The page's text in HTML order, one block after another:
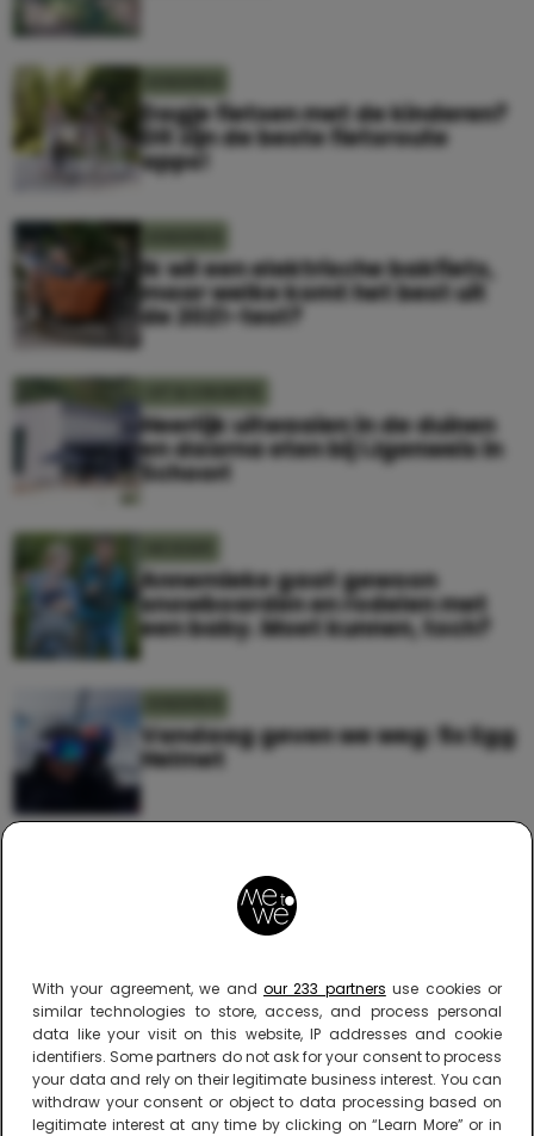
With your agreement, we and our 233 partners use cookies or
similar technologies to store, access, and process personal
data like your visit on this website, IP addresses and cookie
identifiers. Some partners do not ask for your consent to process
your data and rely on their legitimate business interest. You can
withdraw your consent or object to data processing based on
legitimate interest at any time by clicking on “Learn More” or in
Dagje fietsen met de kinderen?
Dit zijn de beste fietsroute
apps!
Ik wil een elektrische bakfiets,
maar welke komt het best uit
de 2021-test?
Heerlijk uitwaaien in de duinen
en daarna eten bij IJgenweis in
Schoorl
Annemieke gaat gewoon
snowboarden en rodelen met
een baby. Moet kunnen, toch?
Vandaag geven we weg: 5x Egg
Helmet
Deze 3-jarige crasht met zijn
fiets en zijn reactie is hilarisch
KINDEREN
Weg met de driewieler, alle
peuters op de loopfiets!